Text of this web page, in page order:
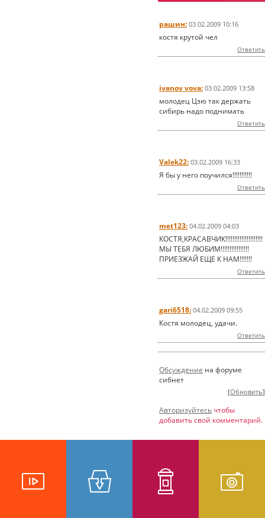
рашин: 03.02.2009 10:16
костя крутой чел
Ответить
ivanov vova: 03.02.2009 13:58
молодец Цзю так держать
сибирь надо поднимать
Ответить
Valek22: 03.02.2009 16:33
Я бы у него поучился!!!!!!!!!!!
Ответить
met123: 04.02.2009 04:03
КОСТЯ,КРАСАВЧИК!!!!!!!!!!!!!!!!!!!!!
МЫ ТЕБЯ ЛЮБИМ!!!!!!!!!!!!!!!!
ПРИЕЗЖАЙ ЕЩЕ К НАМ!!!!!!!
Ответить
gari6518: 04.02.2009 09:55
Костя молодец, удачи.
Ответить
Обсуждение на форуме
сибнет
[Обновить]
Авторизуйтесь чтобы
добавить свой комментарий.